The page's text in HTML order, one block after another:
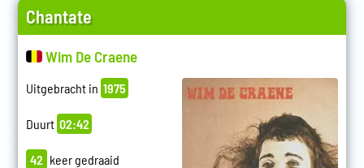
Chantate
Wim De Craene
Uitgebracht in 1975
Duurt 02:42
42 keer gedraaid